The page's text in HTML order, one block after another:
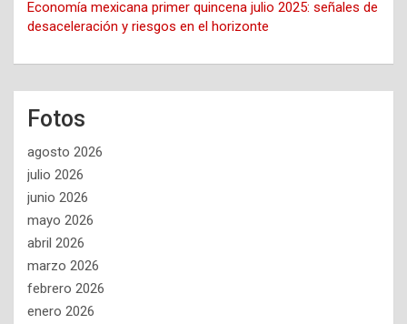
Economía mexicana primer quincena julio 2025: señales de
desaceleración y riesgos en el horizonte
Fotos
agosto 2026
julio 2026
junio 2026
mayo 2026
abril 2026
marzo 2026
febrero 2026
enero 2026